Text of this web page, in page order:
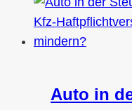
Auto in